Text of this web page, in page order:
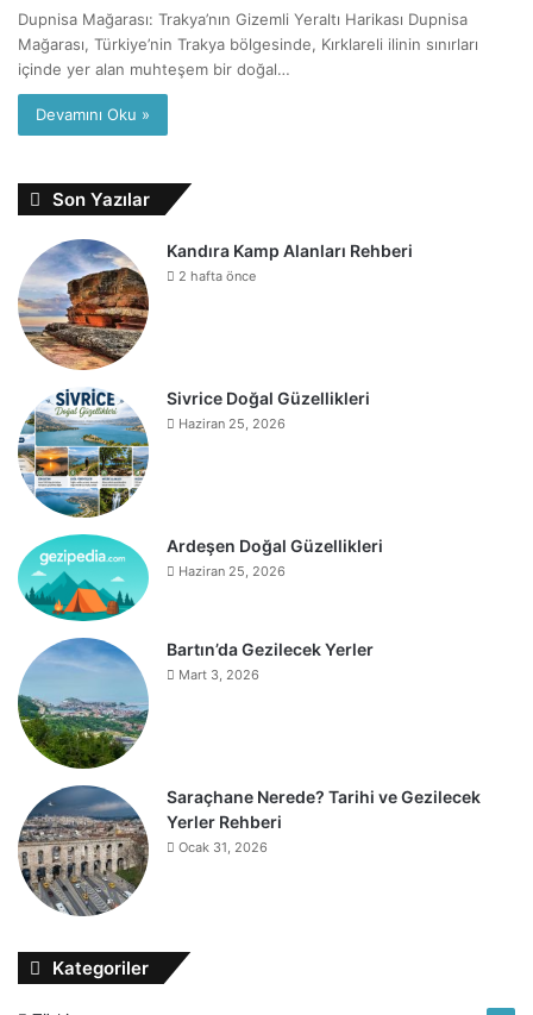
Dupnisa Mağarası: Trakya’nın Gizemli Yeraltı Harikası Dupnisa
Mağarası, Türkiye’nin Trakya bölgesinde, Kırklareli ilinin sınırları
içinde yer alan muhteşem bir doğal…
Devamını Oku »
Son Yazılar
Kandıra Kamp Alanları Rehberi
2 hafta önce
Sivrice Doğal Güzellikleri
Haziran 25, 2026
Ardeşen Doğal Güzellikleri
Haziran 25, 2026
Bartın’da Gezilecek Yerler
Mart 3, 2026
Saraçhane Nerede? Tarihi ve Gezilecek
Yerler Rehberi
Ocak 31, 2026
Kategoriler